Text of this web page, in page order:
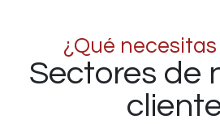
¿Qué
Sectores de